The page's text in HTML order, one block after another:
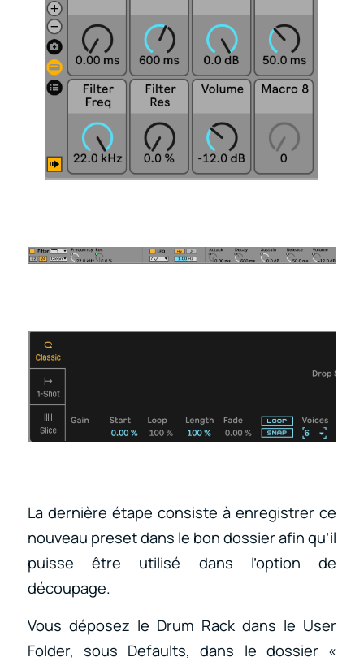
La dernière étape consiste à enregistrer ce
nouveau preset dans le bon dossier afin qu’il
puisse être utilisé dans l’option de
découpage.
Vous déposez le Drum Rack dans le User
Folder, sous Defaults, dans le dossier «